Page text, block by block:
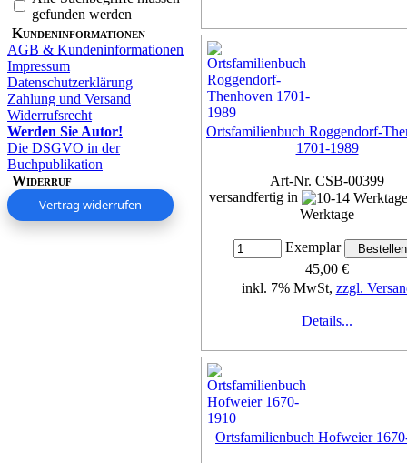
gefunden werden
Kundeninformationen
AGB & Kundeninformationen
Impressum
Datenschutzerklärung
Zahlung und Versand
Widerrufsrecht
Werden Sie Autor!
Die DSGVO in der
Buchpublikation
Widerruf
Vertrag widerrufen
Ortsfamilienbuch Roggendorf-
1701-1989
Art-Nr. CSB-00399
versandfertig in
Werktage
Exemplar
45,00 €
inkl. 7% MwSt, zzgl.
Details...
Ortsfamilienbuch Hofweier